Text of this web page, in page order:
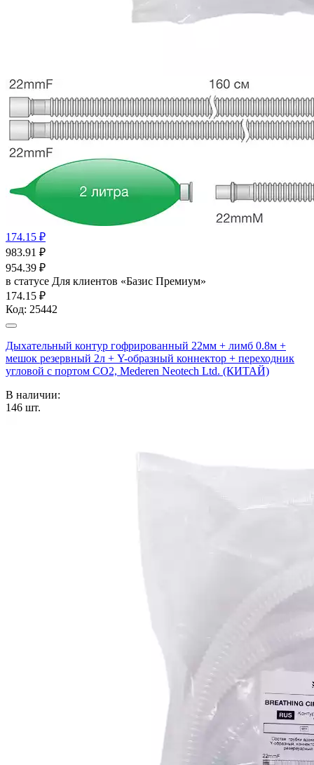
174.15 ₽
983.91 ₽
954.39 ₽
в статусе Для клиентов «Базис Премиум»
174.15 ₽
Код: 25442
Дыхательный контур гофрированный 22мм + лимб 0.8м +
мешок резервный 2л + Y-образный коннектор + переходник
угловой с портом СО2, Mederen Neotech Ltd. (КИТАЙ)
В наличии:
146 шт.